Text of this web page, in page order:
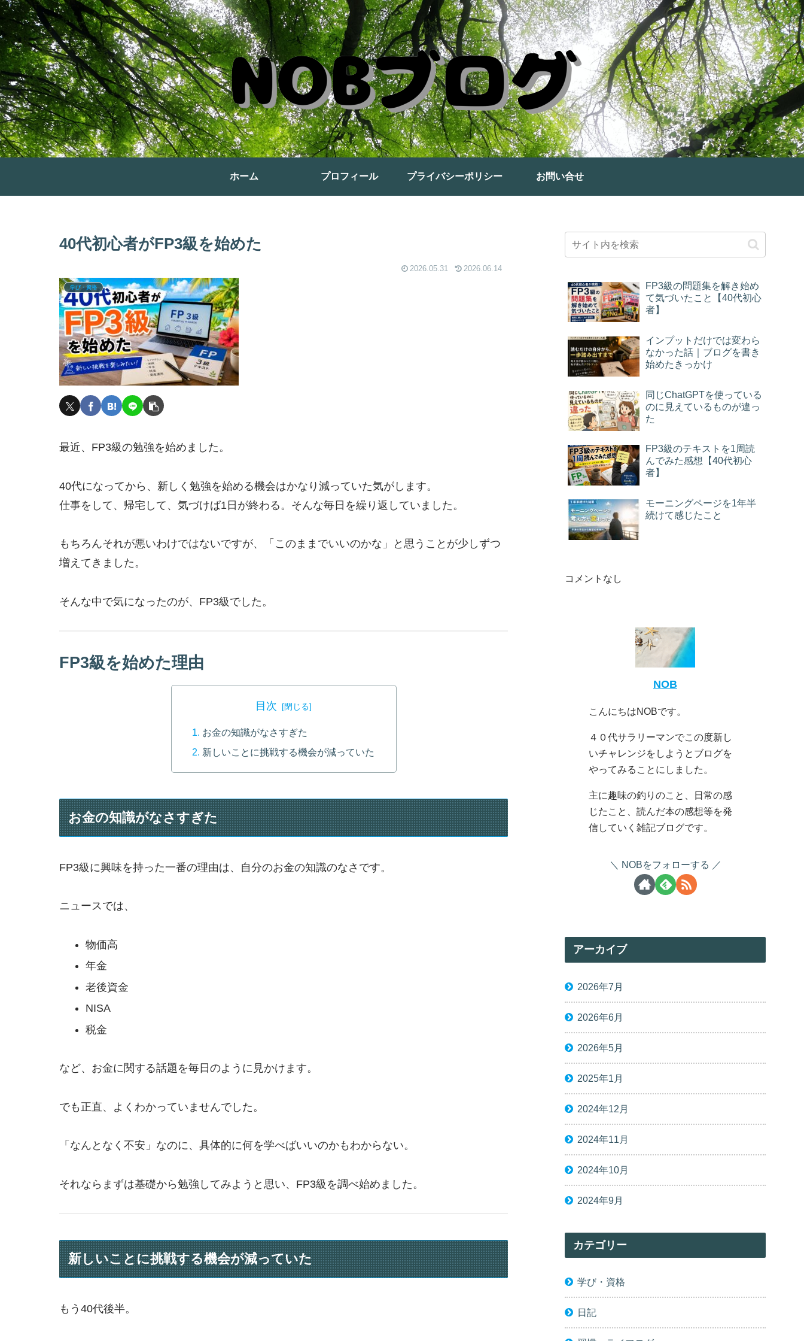
ホーム プロフィール プライバシーポリシー お問い合せ
40代初心者がFP3級を始めた
2026.05.31 2026.06.14
学び・資格
最近、FP3級の勉強を始めました。
40代になってから、新しく勉強を始める機会はかなり減っていた気がします。
仕事をして、帰宅して、気づけば1日が終わる。そんな毎日を繰り返していました。
もちろんそれが悪いわけではないですが、「このままでいいのかな」と思うことが少しずつ
増えてきました。
そんな中で気になったのが、FP3級でした。
FP3級を始めた理由
目次
お金の知識がなさすぎた
新しいことに挑戦する機会が減っていた
お金の知識がなさすぎた
FP3級に興味を持った一番の理由は、自分のお金の知識のなさです。
ニュースでは、
物価高
年金
老後資金
NISA
税金
など、お金に関する話題を毎日のように見かけます。
でも正直、よくわかっていませんでした。
「なんとなく不安」なのに、具体的に何を学べばいいのかもわからない。
それならまずは基礎から勉強してみようと思い、FP3級を調べ始めました。
新しいことに挑戦する機会が減っていた
もう40代後半。
FP3級の問題集を解き始め
て気づいたこと【40代初心
者】
インプットだけでは変わら
なかった話｜ブログを書き
始めたきっかけ
同じChatGPTを使っている
のに見えているものが違っ
た
FP3級のテキストを1周読
んでみた感想【40代初心
者】
モーニングページを1年半
続けて感じたこと
コメントなし
NOB
こんにちはNOBです。
４０代サラリーマンでこの度新し
いチャレンジをしようとブログを
やってみることにしました。
主に趣味の釣りのこと、日常の感
じたこと、読んだ本の感想等を発
信していく雑記ブログです。
NOBをフォローする
アーカイブ
2026年7月
2026年6月
2026年5月
2025年1月
2024年12月
2024年11月
2024年10月
2024年9月
カテゴリー
学び・資格
日記